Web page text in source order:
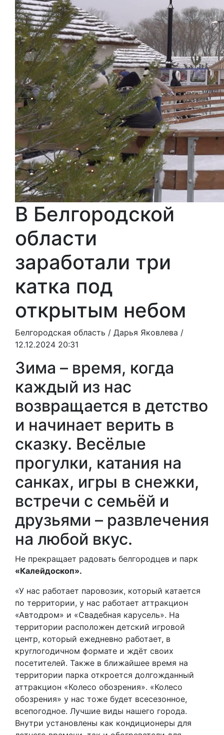
В Белгородской
области
заработали три
катка под
открытым небом
Белгородская область / Дарья Яковлева /
12.12.2024 20:31
Зима – время, когда
каждый из нас
возвращается в детство
и начинает верить в
сказку. Весёлые
прогулки, катания на
санках, игры в снежки,
встречи с семьёй и
друзьями – развлечения
на любой вкус.
Не прекращает радовать белгородцев и парк
«Калейдоскоп».
«У нас работает паровозик, который катается
по территории, у нас работает аттракцион
«Автодром» и «Свадебная карусель». На
территории расположен детский игровой
центр, который ежедневно работает, в
круглогодичном формате и ждёт своих
посетителей. Также в ближайшее время на
территории парка откроется долгожданный
аттракцион «Колесо обозрения». «Колесо
обозрения» у нас тоже будет всесезонное,
всепогодное. Лучшие виды нашего города.
Внутри установлены как кондиционеры для